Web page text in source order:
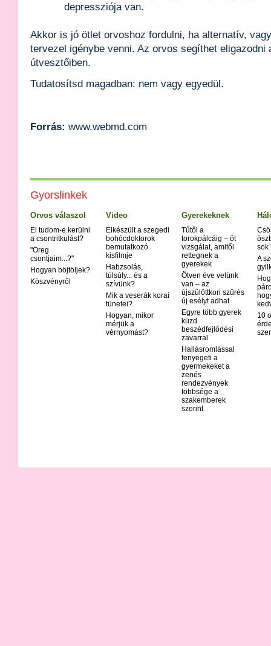
depressziója van.
Akkor is jó ötlet orvoshoz fordulni, ha alternatív,
tervezel igénybe venni. Az orvos segíthet eligazodni
útvesztőiben.
Tudatosítsd magadban: nem vagy egyedül.
Forrás: www.webmd.com
Gyorslinkek
Orvos válaszol
El tudom-e kerülni
a csontritkulást?
"Öreg
csontjaim...?"
Hogyan böjtöljek?
Köszvényről
Video
Elkészült a szegedi
bohócdoktorok
bemutatkozó
kisfilmje
Habzsolás,
túlsúly... és a
szívünk?
Mik a veserák korai
tünetei?
Hogyan, mikor
mérjük a
vérnyomást?
Gyerekeknek
Tűtől a
torokpálcáig – öt
vizsgálat, amitől
rettegnek a
gyerekek
Ötven éve velünk
van – az
újszülöttkori szűrés
új esélyt adhat
Egyre több gyerek
küzd
beszédfejlődési
zavarral
Hallásromlással
fenyegeti a
gyermekeket a
zenés
rendezvények
többsége a
szakemberek
szerint
sok
A
10